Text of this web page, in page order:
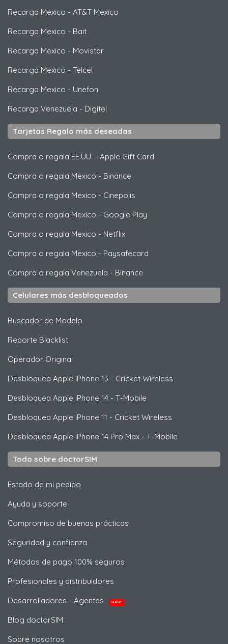
Recarga Mexico - AT&T Mexico
Recarga Mexico - Bait
Recarga Mexico - Movistar
Recarga Mexico - Telcel
Recarga Mexico - Unefon
Recarga Venezuela - Digitel
Tarjetas Regalo más deseadas
Compra o regala EE.UU. - Apple Gift Card
Compra o regala Mexico - Binance
Compra o regala Mexico - Cinepolis
Compra o regala Mexico - Google Play
Compra o regala Mexico - Netflix
Compra o regala Mexico - Paysafecard
Compra o regala Venezuela - Binance
Celulares más desbloqueados
Buscador de Modelo
Reporte Blacklist
Operador Original
Desbloquea Apple iPhone 13 - Cricket Wireless
Desbloquea Apple iPhone 14 - T-Mobile
Desbloquea Apple iPhone 11 - Cricket Wireless
Desbloquea Apple iPhone 14 Pro Max - T-Mobile
Todo sobre doctorSIM
Estado de mi pedido
Ayuda y soporte
Compromiso de buenas prácticas
Seguridad y confianza
Métodos de pago 100% seguros
Profesionales y distribuidores
Desarrolladores - Agentes
NUEVO
Blog doctorSIM
Sobre nosotros